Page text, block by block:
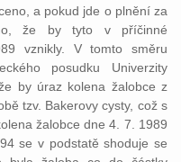
a pokud jde o plnění za
že by tyto v příčinné
vznikly. V tomto směru
posudku Univerzity
by úraz kolena žalobce z
tzv. Bakerovy cysty, což s
žalobce dne 4. 7. 1989
se v podstatě shoduje se